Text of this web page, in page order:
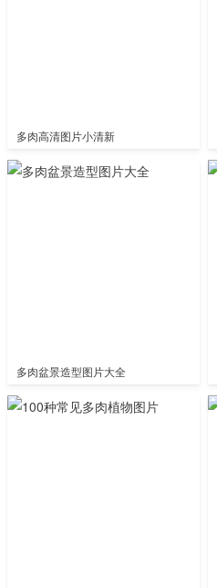
多肉高清图片小清新
多肉盆景造型图片大全